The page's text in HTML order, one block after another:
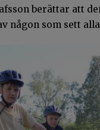
berättar att
någon som sett